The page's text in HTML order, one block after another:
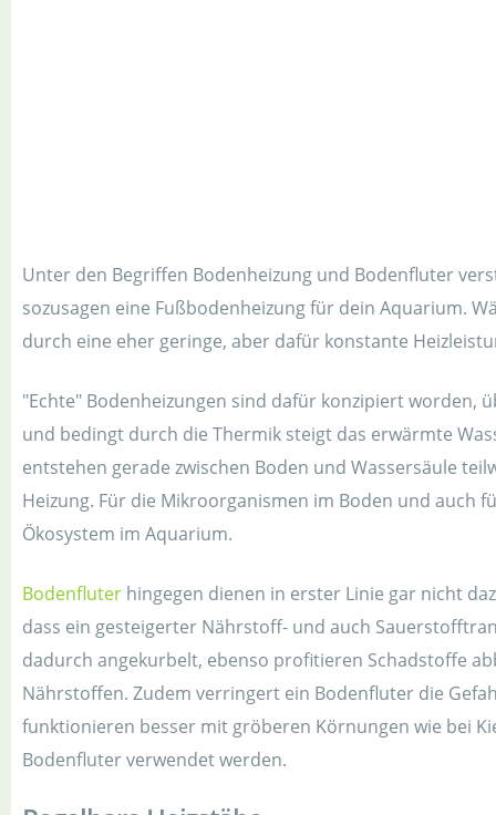
Unter den Begriffen Bodenheizung und Bodenfluter
sozusagen eine Fußbodenheizung für dein Aquarium.
durch eine eher geringe, aber dafür konstante
"Echte" Bodenheizungen sind dafür konzipiert worden,
und bedingt durch die Thermik steigt das erwärmte
entstehen gerade zwischen Boden und Wassersäule
Heizung. Für die Mikroorganismen im Boden und auch
Ökosystem im Aquarium.
Bodenfluter hingegen dienen in erster Linie gar nicht
dass ein gesteigerter Nährstoff- und auch
dadurch angekurbelt, ebenso profitieren Schadstoffe
Nährstoffen. Zudem verringert ein Bodenfluter die
funktionieren besser mit gröberen Körnungen wie bei
Bodenfluter verwendet werden.